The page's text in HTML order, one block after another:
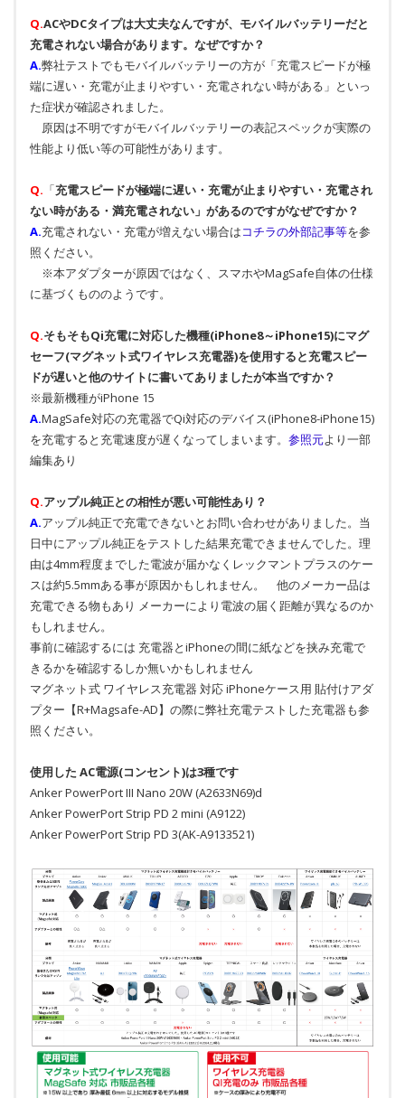
Q.ACやDCタイプは大丈夫なんですが、モバイルバッテリーだと
充電されない場合があります。なぜですか？
A.弊社テストでもモバイルバッテリーの方が「充電スピードが極
端に遅い・充電が止まりやすい・充電されない時がある」といっ
た症状が確認されました。
原因は不明ですがモバイルバッテリーの表記スペックが実際の
性能より低い等の可能性があります。
Q. 「充電スピードが極端に遅い・充電が止まりやすい・充電され
ない時がある・満充電されない」があるのですがなぜですか？
A.充電されない・充電が増えない場合はコチラの外部記事等を参
照ください。
※本アダプターが原因ではなく、スマホやMagSafe自体の仕様
に基づくもののようです。
Q.そもそもQi充電に対応した機種(iPhone8～iPhone15)にマグ
セーフ(マグネット式ワイヤレス充電器)を使用すると充電スピー
ドが遅いと他のサイトに書いてありましたが本当ですか？
※最新機種がiPhone 15
A.MagSafe対応の充電器でQi対応のデバイス(iPhone8-iPhone15)
を充電すると充電速度が遅くなってしまいます。 参照元より一部
編集あり
Q.アップル純正との相性が悪い可能性あり？
A.アップル純正で充電できないとお問い合わせがありました。当
日中にアップル純正をテストした結果充電できませんでした。理
由は4mm程度までした電波が届かなくレックマントプラスのケー
スは約5.5mmある事が原因かもしれません。 他のメーカー品は
充電できる物もあり メーカーにより電波の届く距離が異なるのか
もしれません。
事前に確認するには 充電器とiPhoneの間に紙などを挟み充電で
きるかを確認するしか無いかもしれません
マグネット式 ワイヤレス充電器 対応 iPhoneケース用 貼付けアダ
プター【R+Magsafe-AD】の際に弊社充電テストした充電器も参
照ください。
使用した AC電源(コンセント)は3種です
Anker PowerPort III Nano 20W (A2633N69)d
Anker PowerPort Strip PD 2 mini (A9122)
Anker PowerPort Strip PD 3(AK-A9133521)